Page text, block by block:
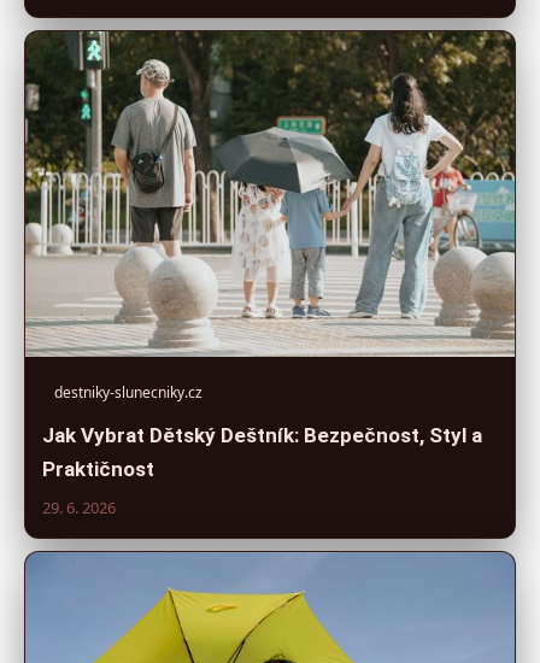
destniky-slunecniky.cz
Jak Vybrat Dětský Deštník: Bezpečnost, Styl a
Praktičnost
29. 6. 2026